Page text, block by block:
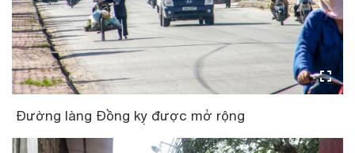
Đường làng Đồng kỵ được mở rộng